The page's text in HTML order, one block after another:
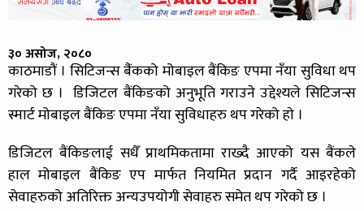
३० असोज, २०८०
काठमाडौं । सिटिजन्स बैंंकको मोबाइल बैंकिङ एपमा नँया सुविधा थप
गरेको छ । डिजिटल बैंकिङको अनुभूति गराउने उद्देश्यले सिटिजन्स
स्मार्ट मोबाइल बैंकिङ एपमा नँया सुविधाहरु थप गरेको हाे ।
डिजिटल बैंकिङलाई सधैँ प्राथमिकतामा राख्दै आएको यस बैंकले
हाल मोबाइल बैंकिङ एप मार्फत नियमित प्रदान गर्दै आइरहेको
सेवाहरुको अतिरिक्त अन्यउपयोगी सेवाहरु समेत थप गरेको छ ।